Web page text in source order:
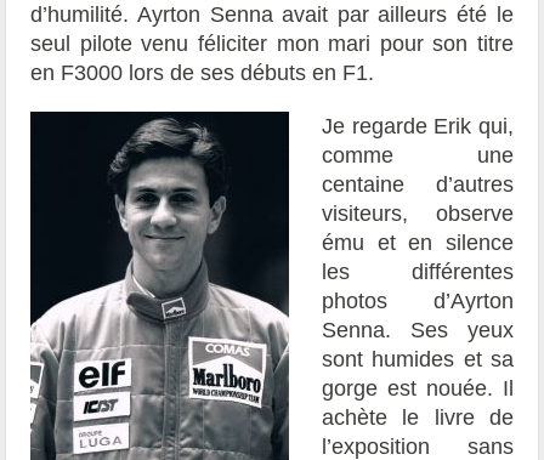
d’humilité. Ayrton Senna avait par ailleurs été le
seul pilote venu féliciter mon mari pour son titre
en F3000 lors de ses débuts en F1.
Je regarde Erik qui,
comme une
centaine d’autres
visiteurs, observe
ému et en silence
les différentes
photos d’Ayrton
Senna. Ses yeux
sont humides et sa
gorge est nouée. Il
achète le livre de
l’exposition sans